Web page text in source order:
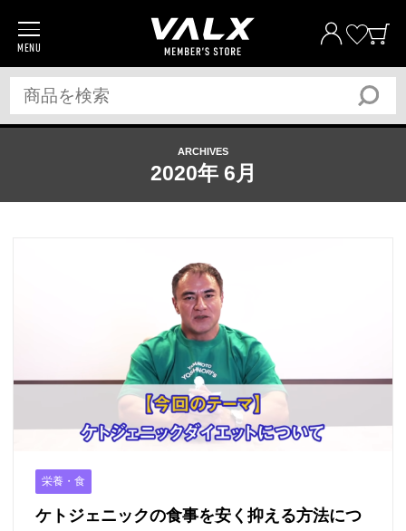
MENU
商品一覧
プロテイン
サプリメント
トレーニングギア/グッズ
ベストプライス宣言
筋トレ大学PRO
法人様向け
ANA
楽天
ARCHIVES
2020年 6月
栄養・食
ケトジェニックの食事を安く抑える方法につ